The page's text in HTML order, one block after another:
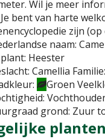
Wil je meer
bent van harte
zijn
naam:
Heester
Camellia Familie:
Groen
grond: Zuur
planten